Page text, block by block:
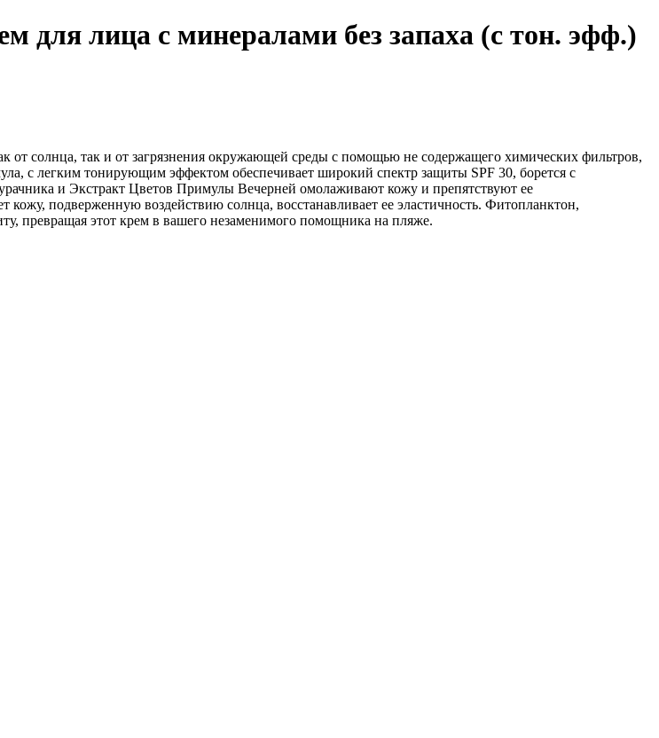
лица с минералами без запаха (с тон. эфф.)
от солнца, так и от загрязнения окружающей среды с помощью не содержащего химических фильтров,
с легким тонирующим эффектом обеспечивает широкий спектр защиты SPF 30, борется с
и Экстракт Цветов Примулы Вечерней омолаживают кожу и препятствуют ее
подверженную воздействию солнца, восстанавливает ее эластичность. Фитопланктон,
превращая этот крем в вашего незаменимого помощника на пляже.